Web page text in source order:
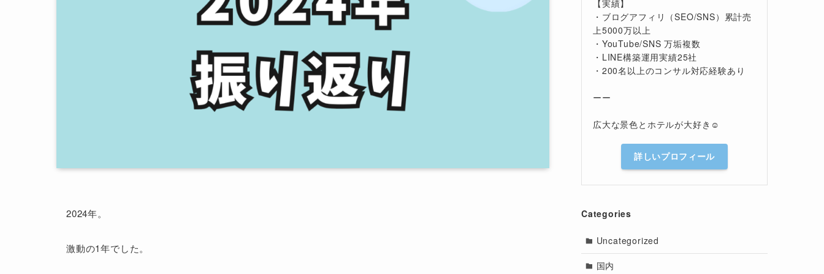
2024年。
激動の1年でした。
【実績】
・ブログアフィリ（SEO/SNS）累計売
上5000万以上
・YouTube/SNS 万垢複数
・LINE構築運用実績25社
・200名以上のコンサル対応経験あり
ーー
広大な景色とホテルが大好き☺️
詳しいプロフィール
Categories
Uncategorized
国内